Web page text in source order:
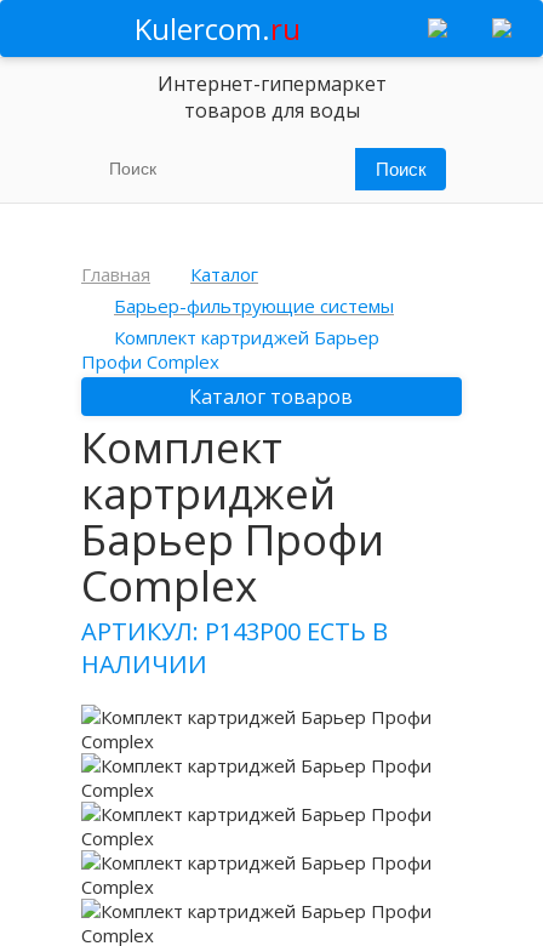
Kulercom.ru
Интернет-гипермаркет
товаров для воды
Главная
Каталог
Барьер-фильтрующие системы
Комплект картриджей Барьер
Профи Complex
Каталог товаров
Комплект
картриджей
Барьер Профи
Complex
АРТИКУЛ: Р143Р00 ЕСТЬ В
НАЛИЧИИ